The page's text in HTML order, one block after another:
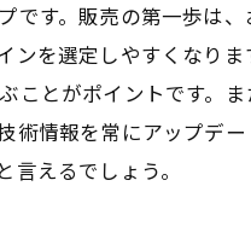
す。販売の第一歩は
を選定しやすくなり
ことがポイントです。
情報を常にアップデ
えるでしょう。